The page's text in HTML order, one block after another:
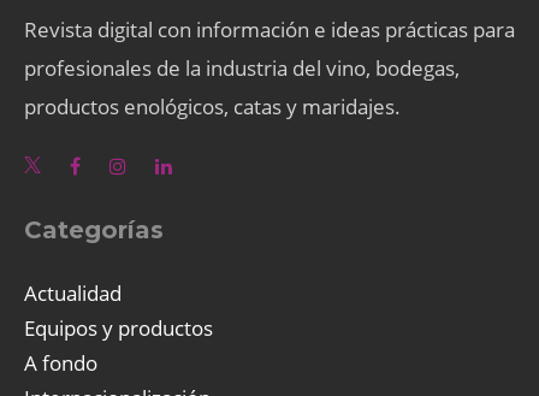
Revista digital con información e ideas prácticas para
profesionales de la industria del vino, bodegas,
productos enológicos, catas y maridajes.
Categorías
Actualidad
Equipos y productos
A fondo